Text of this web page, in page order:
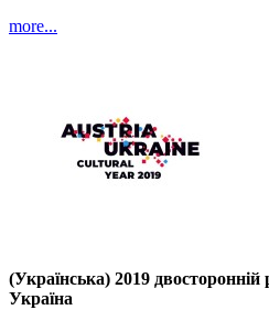
more...
(Українська) 2019 двосторонній
Україна